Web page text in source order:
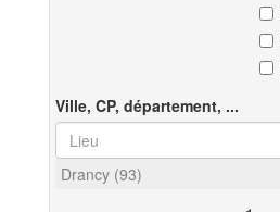
Ville, CP, département, ...
Drancy (93)